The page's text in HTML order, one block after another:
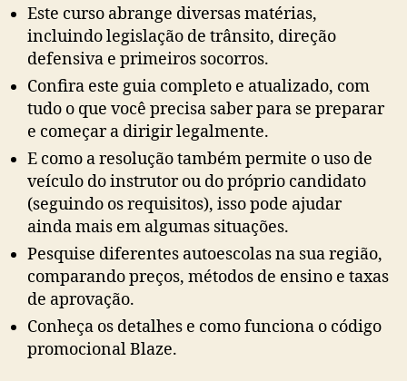
Este curso abrange diversas matérias,
incluindo legislação de trânsito, direção
defensiva e primeiros socorros.
Confira este guia completo e atualizado, com
tudo o que você precisa saber para se preparar
e começar a dirigir legalmente.
E como a resolução também permite o uso de
veículo do instrutor ou do próprio candidato
(seguindo os requisitos), isso pode ajudar
ainda mais em algumas situações.
Pesquise diferentes autoescolas na sua região,
comparando preços, métodos de ensino e taxas
de aprovação.
Conheça os detalhes e como funciona o código
promocional Blaze.